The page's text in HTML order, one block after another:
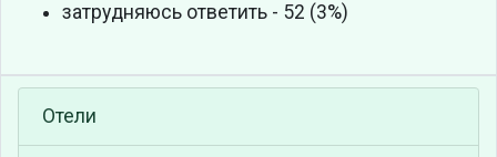
затрудняюсь ответить - 52 (3%)
Отели